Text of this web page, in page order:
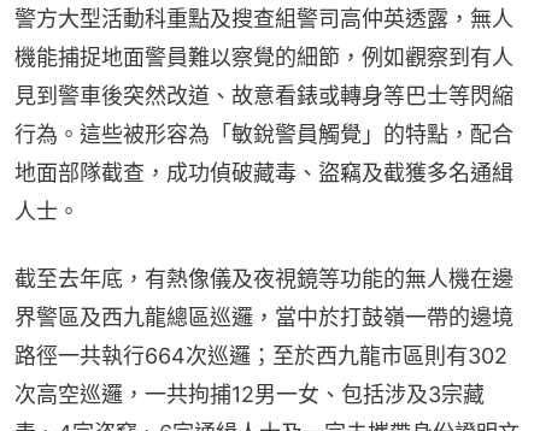
警方大型活動科重點及搜查組警司高仲英透露，無人
機能捕捉地面警員難以察覺的細節，例如觀察到有人
見到警車後突然改道、故意看錶或轉身等巴士等閃縮
行為。這些被形容為「敏銳警員觸覺」的特點，配合
地面部隊截查，成功偵破藏毒、盜竊及截獲多名通緝
人士。
截至去年底，有熱像儀及夜視鏡等功能的無人機在邊
界警區及西九龍總區巡邏，當中於打鼓嶺一帶的邊境
路徑一共執行664次巡邏；至於西九龍市區則有302
次高空巡邏，一共拘捕12男一女、包括涉及3宗藏